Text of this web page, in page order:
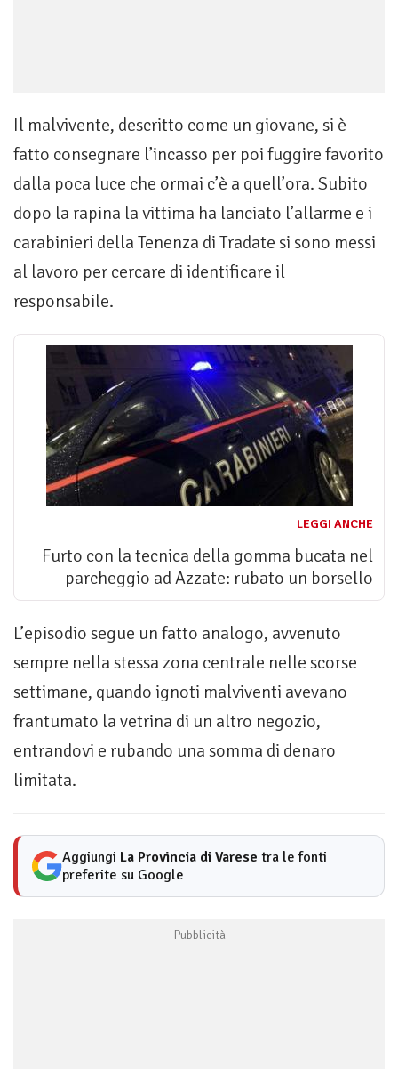
Il malvivente, descritto come un giovane, si è
fatto consegnare l’incasso per poi fuggire favorito
dalla poca luce che ormai c’è a quell’ora. Subito
dopo la rapina la vittima ha lanciato l’allarme e i
carabinieri della Tenenza di Tradate si sono messi
al lavoro per cercare di identificare il
responsabile.
LEGGI ANCHE
Furto con la tecnica della gomma bucata nel
parcheggio ad Azzate: rubato un borsello
L’episodio segue un fatto analogo, avvenuto
sempre nella stessa zona centrale nelle scorse
settimane, quando ignoti malviventi avevano
frantumato la vetrina di un altro negozio,
entrandovi e rubando una somma di denaro
limitata.
Aggiungi La Provincia di Varese tra le fonti
preferite su Google